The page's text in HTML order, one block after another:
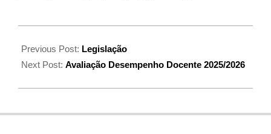
Previous Post: Legislação
Next Post: Avaliação Desempenho Docente 2025/2026